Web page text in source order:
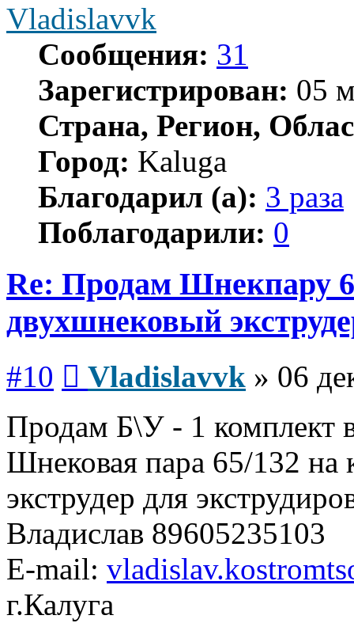
Vladislavvk
Сообщения: 31
Зарегистрирован: 05
Страна, Регион,
Город: Kaluga
Благодарил (а): 3 раза
Поблагодарили: 0
Re: Продам Шнекпару
двухшнековый
#10 Vladislavvk » 06
Продам Б\У - 1 комплект
Шнековая пара 65/132 на
экструдер для
Владислав 89605235103
E-mail:
г.Калуга